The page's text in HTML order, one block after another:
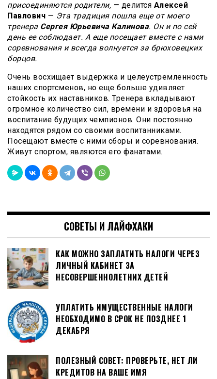
присоединяются родители, — делится Алексей
Павлович — Эта традиция пошла еще от моего
тренера Сергея Юрьевича Калинова. Он и по сей
день ее соблюдает. А еще посещает вместе с нами
соревнования и всегда волнуется за брюховецких
борцов.
Очень восхищает выдержка и целеустремленность
наших спортсменов, но еще больше удивляет
стойкость их наставников. Тренера вкладывают
огромное количество сил, времени и здоровья на
воспитание будущих чемпионов. Они постоянно
находятся рядом со своими воспитанниками.
Посещают вместе с ними сборы и соревнования.
Живут спортом, являются его фанатами.
СОВЕТЫ И ЛАЙФХАКИ
КАК МОЖНО ЗАПЛАТИТЬ НАЛОГИ ЧЕРЕЗ
ЛИЧНЫЙ КАБИНЕТ ЗА
НЕСОВЕРШЕННОЛЕТНИХ ДЕТЕЙ
УПЛАТИТЬ ИМУЩЕСТВЕННЫЕ НАЛОГИ
НЕОБХОДИМО В СРОК НЕ ПОЗДНЕЕ 1
ДЕКАБРЯ
ПОЛЕЗНЫЙ СОВЕТ: ПРОВЕРЬТЕ, НЕТ ЛИ
КРЕДИТОВ НА ВАШЕ ИМЯ